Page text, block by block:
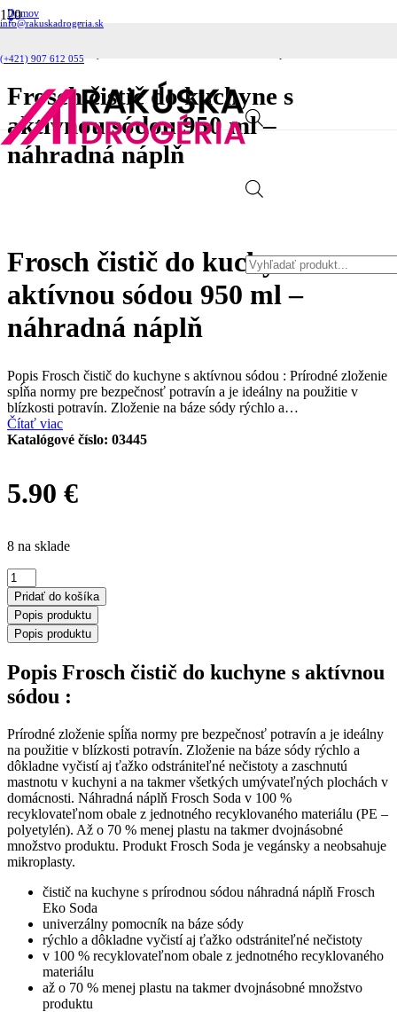
info@rakuskadrogeria.sk
(+421) 907 612 055
search
Domov
Čistiace prostriedky
Frosch čistič do kuchyne s aktívnou sódou 950 ml – náhradná náplň
Frosch čistič do kuchyne s
aktívnou sódou 950 ml –
náhradná náplň
Frosch čistič do kuchyne s
aktívnou sódou 950 ml –
náhradná náplň
Popis Frosch čistič do kuchyne s aktívnou sódou : Prírodné zloženie
spĺňa normy pre bezpečnosť potravín a je ideálny na použitie v
blízkosti potravín. Zloženie na báze sódy rýchlo a…
Čítať viac
Katalógové číslo: 03445
5.90 €
8 na sklade
množstvo
Frosch
čistič
do
kuchyne
aktívnou
sódou
950
-
náhradná
náplň
Pridať do košíka
Popis produktu
Popis produktu
Popis Frosch čistič do kuchyne s aktívnou
sódou :
Prírodné zloženie spĺňa normy pre bezpečnosť potravín a je ideálny
na použitie v blízkosti potravín. Zloženie na báze sódy rýchlo a
dôkladne vyčistí aj ťažko odstrániteľné nečistoty a zaschnutú
mastnotu v kuchyni a na takmer všetkých umývateľných plochách v
domácnosti. Náhradná náplň Frosch Soda v 100 %
recyklovateľnom obale z jednotného recyklovaného materiálu (PE –
polyetylén). Až o 70 % menej plastu na takmer dvojnásobné
množstvo produktu. Produkt Frosch Soda je vegánsky a neobsahuje
mikroplasty.
čistič na kuchyne s prírodnou sódou náhradná náplň Frosch
Eko Soda
univerzálny pomocník na báze sódy
rýchlo a dôkladne vyčistí aj ťažko odstrániteľné nečistoty
v 100 % recyklovateľnom obale z jednotného recyklovaného
materiálu
až o 70 % menej plastu na takmer dvojnásobné množstvo
produktu